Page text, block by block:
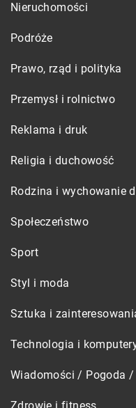
Nieruchomości
Podróże
Prawo, rząd i polityka
Przemysł i rolnictwo
Reklama i druk
Religia i duchowość
Rodzina i wychowanie
Społeczeństwo
Sport
Styl i moda
Sztuka i
Technologia i
Wiadomości / Pogoda